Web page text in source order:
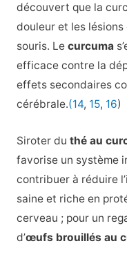
découvert que la
douleur et les
souris. Le curcuma
efficace contre la
effets secondaires
cérébrale.(14, 15, 16)
Siroter du thé au
favorise un système
contribuer à réduire
saine et riche en
cerveau ; pour un
d’œufs brouillés au